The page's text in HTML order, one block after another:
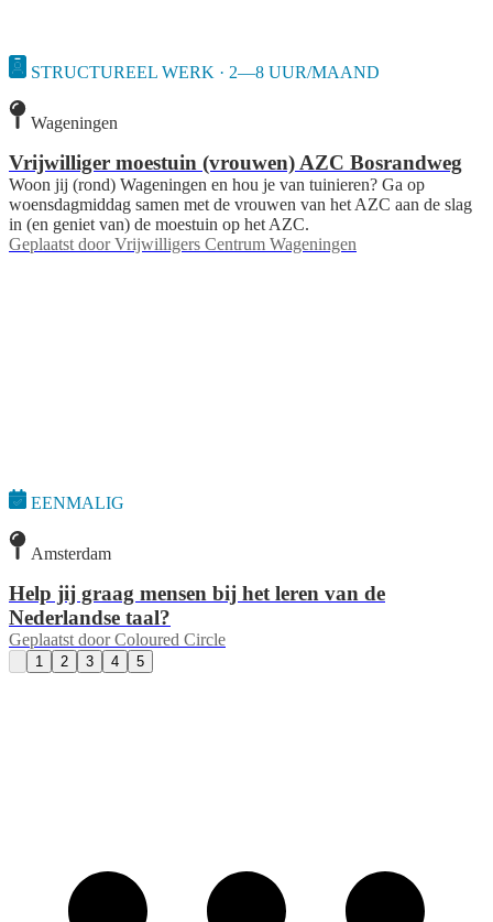
STRUCTUREEL WERK · 2—8 UUR/MAAND
Wageningen
Vrijwilliger moestuin (vrouwen) AZC Bosrandweg
Woon jij (rond) Wageningen en hou je van tuinieren? Ga op
woensdagmiddag samen met de vrouwen van het AZC aan de slag
in (en geniet van) de moestuin op het AZC.
Geplaatst door Vrijwilligers Centrum Wageningen
EENMALIG
Amsterdam
Help jij graag mensen bij het leren van de
Nederlandse taal?
Geplaatst door Coloured Circle
1 2 3 4 5